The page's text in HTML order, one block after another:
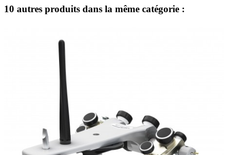
10 autres produits dans la même catégorie :